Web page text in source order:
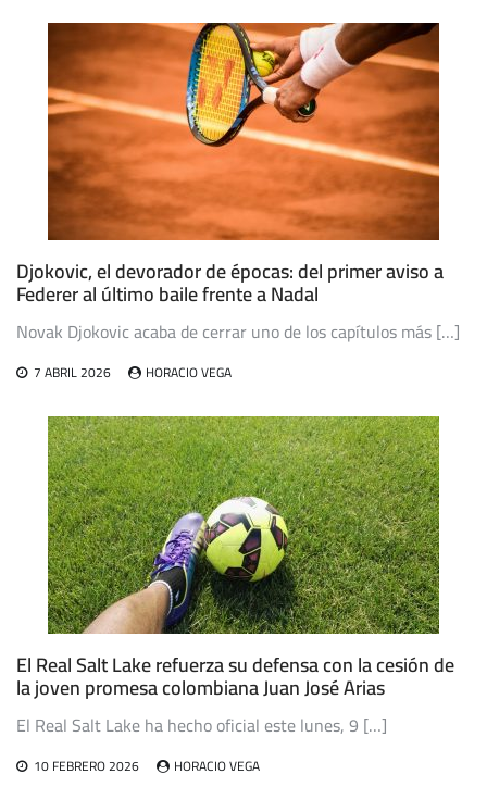
Djokovic, el devorador de épocas: del primer aviso a
Federer al último baile frente a Nadal
Novak Djokovic acaba de cerrar uno de los capítulos más […]
7 ABRIL 2026 HORACIO VEGA
El Real Salt Lake refuerza su defensa con la cesión de
la joven promesa colombiana Juan José Arias
El Real Salt Lake ha hecho oficial este lunes, 9 […]
10 FEBRERO 2026 HORACIO VEGA